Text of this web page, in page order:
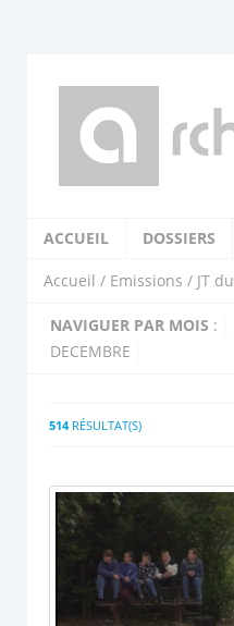
ACCUEIL DOSSIERS
Accueil / Emissions / JT du
NAVIGUER PAR MOIS :
DECEMBRE
514RÉSULTAT(S)